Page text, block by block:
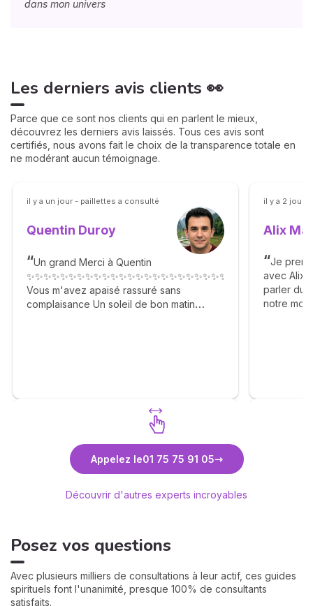
dans mon univers
Les derniers avis clients 👀
Parce que ce sont nos clients qui en parlent le mieux,
découvrez les derniers avis laissés. Tous ces avis sont
certifiés, nous avons fait le choix de la transparence totale en
ne modérant aucun témoignage.
il y a un jour - paillettes a consulté
Quentin Duroy
Un grand Merci à Quentin
✨✨✨✨✨✨✨✨✨✨✨✨✨✨✨✨✨✨✨✨✨✨✨✨✨✨✨✨✨✨✨✨✨✨
Vous m'avez apaisé rassuré sans
complaisance Un soleil de bon matin
Découvrez Quentin Duroy
il y a 2 jours
Alix
Je
avec Alix
parler du
notre
Appelez le01 75 75 91 05
Découvrir d'autres experts incroyables
Posez vos questions
Avec plusieurs milliers de consultations à leur actif, ces guides
spirituels font l'unanimité, presque 100% de consultants
satisfaits.